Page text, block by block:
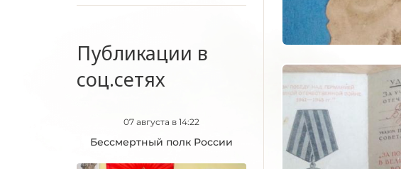
Публикации в
соц.сетях
07 августа в 14:22
Бессмертный полк России